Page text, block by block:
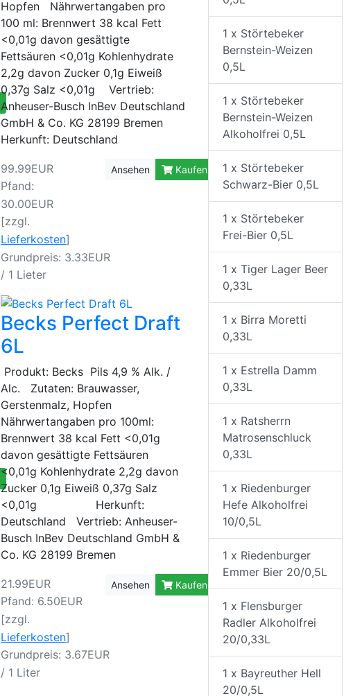
Hopfen Nährwertangaben pro
100 ml: Brennwert 38 kcal Fett
<0,01g davon gesättigte
Fettsäuren <0,01g Kohlenhydrate
2,2g davon Zucker 0,1g Eiweiß
0,37g Salz <0,01g Vertrieb:
Anheuser-Busch InBev Deutschland
GmbH & Co. KG 28199 Bremen
Herkunft: Deutschland
99.99EUR
Pfand:
30.00EUR
[zzgl.
Lieferkosten]
Grundpreis: 3.33EUR
/ 1 Lieter
Ansehen Kaufen
Becks Perfect Draft
6L
Produkt: Becks Pils 4,9 % Alk. /
Alc. Zutaten: Brauwasser,
Gerstenmalz, Hopfen
Nährwertangaben pro 100ml:
Brennwert 38 kcal Fett <0,01g
davon gesättigte Fettsäuren
<0,01g Kohlenhydrate 2,2g davon
Zucker 0,1g Eiweiß 0,37g Salz
<0,01g Herkunft:
Deutschland Vertrieb: Anheuser-
Busch InBev Deutschland GmbH &
Co. KG 28199 Bremen
21.99EUR
Pfand: 6.50EUR
[zzgl.
Lieferkosten]
Grundpreis: 3.67EUR
/ 1 Liter
Ansehen Kaufen
1 x Störtebeker
Bernstein-Weizen
0,5L
1 x Störtebeker
Bernstein-Weizen
Alkoholfrei 0,5L
1 x Störtebeker
Schwarz-Bier 0,5L
1 x Störtebeker
Frei-Bier 0,5L
1 x Tiger Lager Beer
0,33L
1 x Birra Moretti
0,33L
1 x Estrella Damm
0,33L
1 x Ratsherrn
Matrosenschluck
0,33L
1 x Riedenburger
Hefe Alkoholfrei
10/0,5L
1 x Riedenburger
Emmer Bier 20/0,5L
1 x Flensburger
Radler Alkoholfrei
20/0,33L
1 x Bayreuther Hell
20/0,5L